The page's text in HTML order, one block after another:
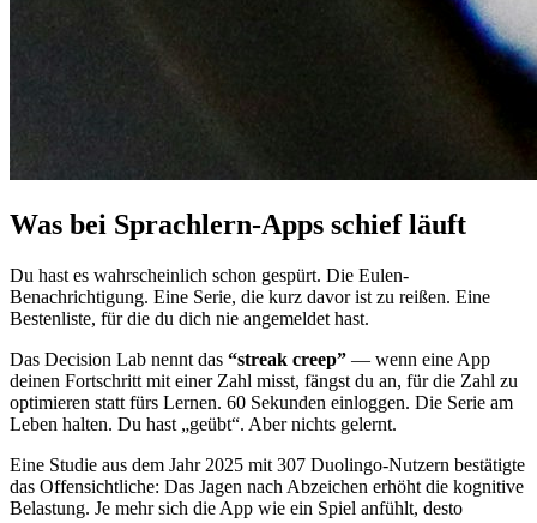
Was bei Sprachlern-Apps schief läuft
Du hast es wahrscheinlich schon gespürt. Die Eulen-
Benachrichtigung. Eine Serie, die kurz davor ist zu reißen. Eine
Bestenliste, für die du dich nie angemeldet hast.
Das Decision Lab nennt das “streak creep” — wenn eine App
deinen Fortschritt mit einer Zahl misst, fängst du an, für die Zahl zu
optimieren statt fürs Lernen. 60 Sekunden einloggen. Die Serie am
Leben halten. Du hast „geübt“. Aber nichts gelernt.
Eine Studie aus dem Jahr 2025 mit 307 Duolingo-Nutzern bestätigte
das Offensichtliche: Das Jagen nach Abzeichen erhöht die kognitive
Belastung. Je mehr sich die App wie ein Spiel anfühlt, desto